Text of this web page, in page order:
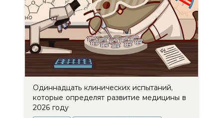
Одиннадцать клинических испытаний,
которые определят развитие медицины в
2026 году